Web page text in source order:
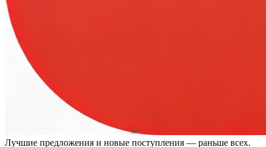
Лучшие предложения и новые поступления — раньше всех.